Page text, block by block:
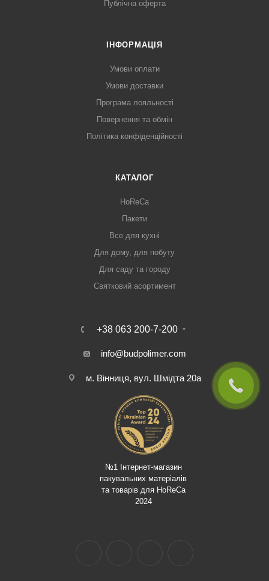
Публічна оферта
ІНФОРМАЦІЯ
Умови оплати
Умови доставки
Програма лояльності
Повернення та обмін
Політика конфіденційності
КАТАЛОГ
HoReCa
Пакети
Все для кухні
Для дому, для побуту
Для саду та городу
Святковий асортимент
+38 063 200-7-200
info@budpolimer.com
м. Вінниця, вул. Шмідта 20а
№1 Інтернет-магазин
пакувальних матеріалів
та товарів для HoReCa
2024